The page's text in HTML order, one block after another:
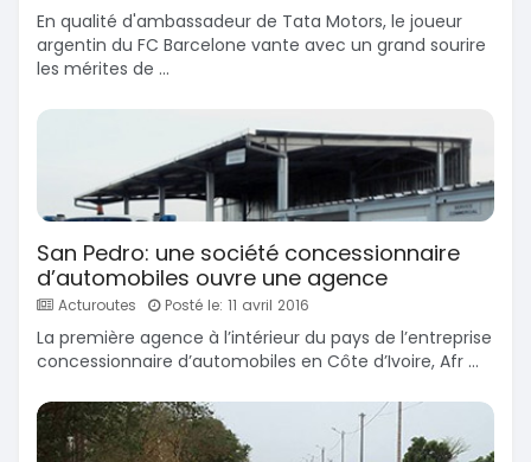
En qualité d'ambassadeur de Tata Motors, le joueur
argentin du FC Barcelone vante avec un grand sourire
les mérites de ...
San Pedro: une société concessionnaire
d’automobiles ouvre une agence
Acturoutes Posté le: 11 avril 2016
La première agence à l’intérieur du pays de l’entreprise
concessionnaire d’automobiles en Côte d’Ivoire, Afr ...